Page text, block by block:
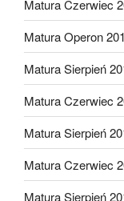
Matura Czerwiec
Matura Operon
Matura Sierpień
Matura Czerwiec
Matura Sierpień
Matura Czerwiec
Matura Sierpień